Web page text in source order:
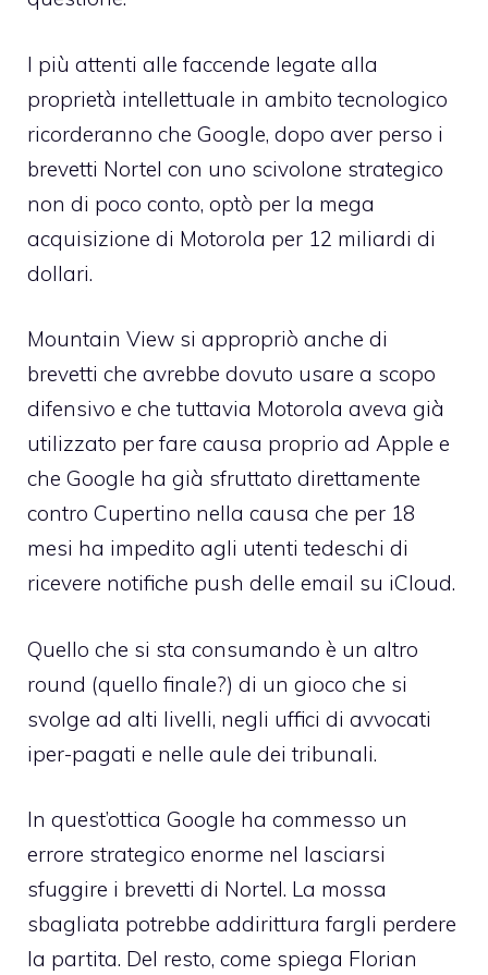
I più attenti alle faccende legate alla
proprietà intellettuale in ambito tecnologico
ricorderanno che Google, dopo aver perso i
brevetti Nortel con uno scivolone strategico
non di poco conto, optò per la mega
acquisizione di Motorola per 12 miliardi di
dollari.
Mountain View si appropriò anche di
brevetti che avrebbe dovuto usare a scopo
difensivo e che tuttavia Motorola aveva già
utilizzato per fare causa proprio ad Apple e
che Google ha già sfruttato direttamente
contro Cupertino nella causa che per 18
mesi ha impedito agli utenti tedeschi di
ricevere notifiche push delle email su iCloud.
Quello che si sta consumando è un altro
round (quello finale?) di un gioco che si
svolge ad alti livelli, negli uffici di avvocati
iper-pagati e nelle aule dei tribunali.
In quest’ottica Google ha commesso un
errore strategico enorme nel lasciarsi
sfuggire i brevetti di Nortel. La mossa
sbagliata potrebbe addirittura fargli perdere
la partita. Del resto, come spiega Florian